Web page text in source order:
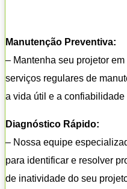
Manutenção Preventiva:
– Mantenha seu projetor
serviços regulares de
a vida útil e a confiabilidade
Diagnóstico Rápido:
– Nossa equipe
para identificar e resolver
de inatividade do seu